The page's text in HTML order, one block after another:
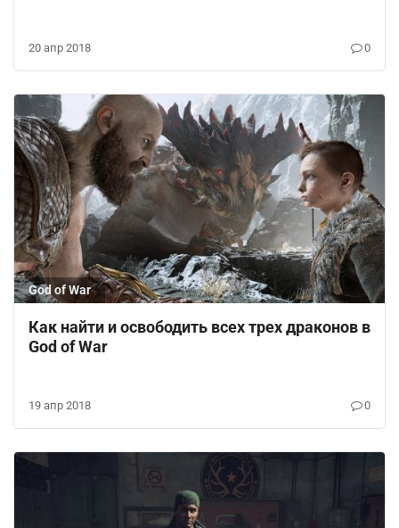
20 апр 2018 0
God of War
Как найти и освободить всех трех драконов в
God of War
19 апр 2018 0